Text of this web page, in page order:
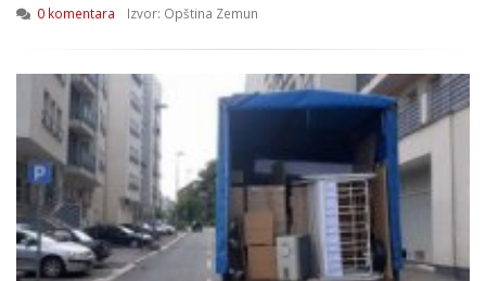
0 komentara
Izvor: Opština Zemun